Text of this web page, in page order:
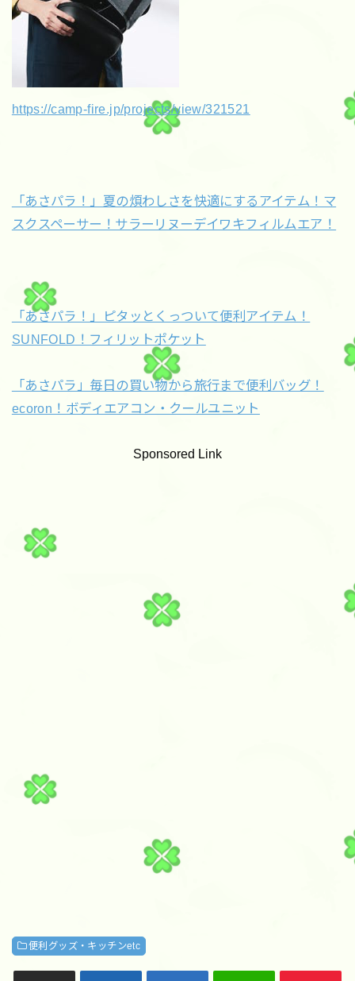
https://camp-fire.jp/projects/view/321521
「あさパラ！」夏の煩わしさを快適にするアイテム！マ
スクスペーサー！サラーリヌーデイワキフィルムエア！
「あさパラ！」ピタッとくっついて便利アイテム！
SUNFOLD！フィリットポケット
「あさパラ」毎日の買い物から旅行まで便利バッグ！
ecoron！ボディエアコン・クールユニット
Sponsored Link
便利グッズ・キッチンetc